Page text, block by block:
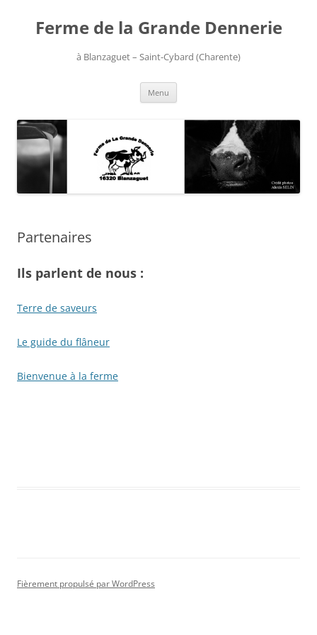
contenu
Ferme de la Grande Dennerie
à Blanzaguet – Saint-Cybard (Charente)
Menu
Partenaires
Ils parlent de nous :
Terre de saveurs
Le guide du flâneur
Bienvenue à la ferme
Fièrement propulsé par WordPress